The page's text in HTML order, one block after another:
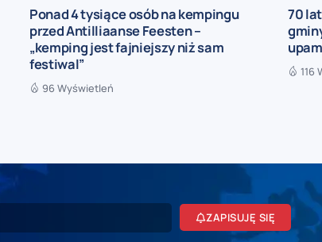
Ponad 4 tysiące osób na kempingu
przed Antilliaanse Feesten –
„kemping jest fajniejszy niż sam
festiwal”
96 Wyświetleń
70
116
ZAPISUJĘ SIĘ